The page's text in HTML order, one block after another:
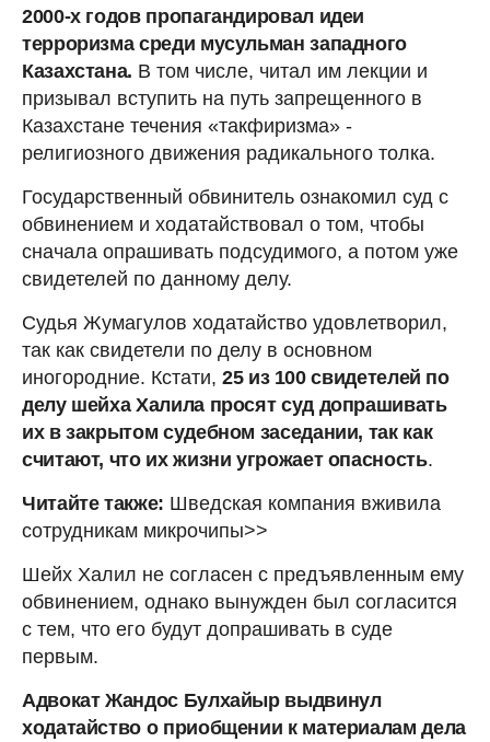
2000-х годов пропагандировал идеи
терроризма среди мусульман западного
Казахстана. В том числе, читал им лекции и
призывал вступить на путь запрещенного в
Казахстане течения «такфиризма» -
религиозного движения радикального толка.
Государственный обвинитель ознакомил суд с
обвинением и ходатайствовал о том, чтобы
сначала опрашивать подсудимого, а потом уже
свидетелей по данному делу.
Судья Жумагулов ходатайство удовлетворил,
так как свидетели по делу в основном
иногородние. Кстати, 25 из 100 свидетелей по
делу шейха Халила просят суд допрашивать
их в закрытом судебном заседании, так как
считают, что их жизни угрожает опасность.
Читайте также: Шведская компания вживила
сотрудникам микрочипы>>
Шейх Халил не согласен с предъявленным ему
обвинением, однако вынужден был согласится
с тем, что его будут допрашивать в суде
первым.
Адвокат Жандос Булхайыр выдвинул
ходатайство о приобщении к материалам дела